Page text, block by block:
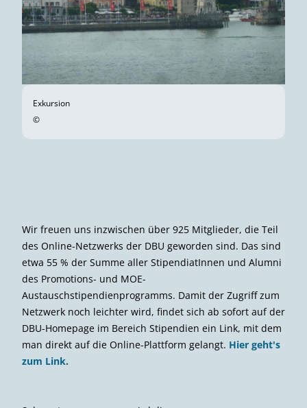
Exkursion
©
Wir freuen uns inzwischen über 925 Mitglieder, die Teil
des Online-Netzwerks der DBU geworden sind. Das sind
etwa 55 % der Summe aller StipendiatInnen und Alumni
des Promotions- und MOE-
Austauschstipendienprogramms. Damit der Zugriff zum
Netzwerk noch leichter wird, findet sich ab sofort auf der
DBU-Homepage im Bereich Stipendien ein Link, mit dem
man direkt auf die Online-Plattform gelangt. Hier geht's
zum Link.